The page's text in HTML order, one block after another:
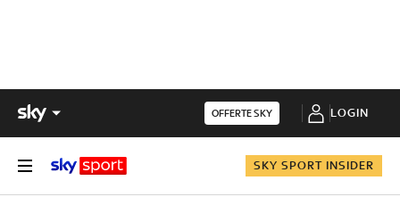
OFFERTE SKY LOGIN
SKY SPORT INSIDER